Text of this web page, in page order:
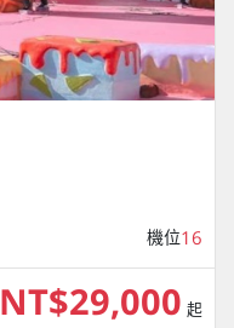
機位16
NT$29,000 起